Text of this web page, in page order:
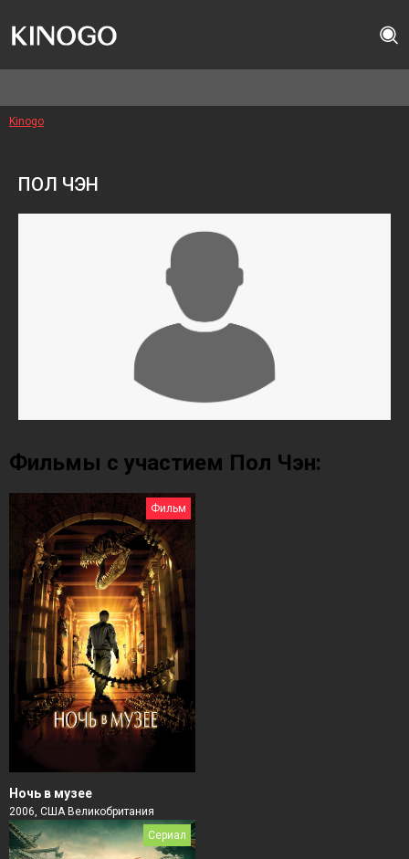
Kinogo
ПОЛ ЧЭН
Фильмы с участием Пол Чэн:
Фильм
Ночь в музее
2006, США Великобритания
Сериал